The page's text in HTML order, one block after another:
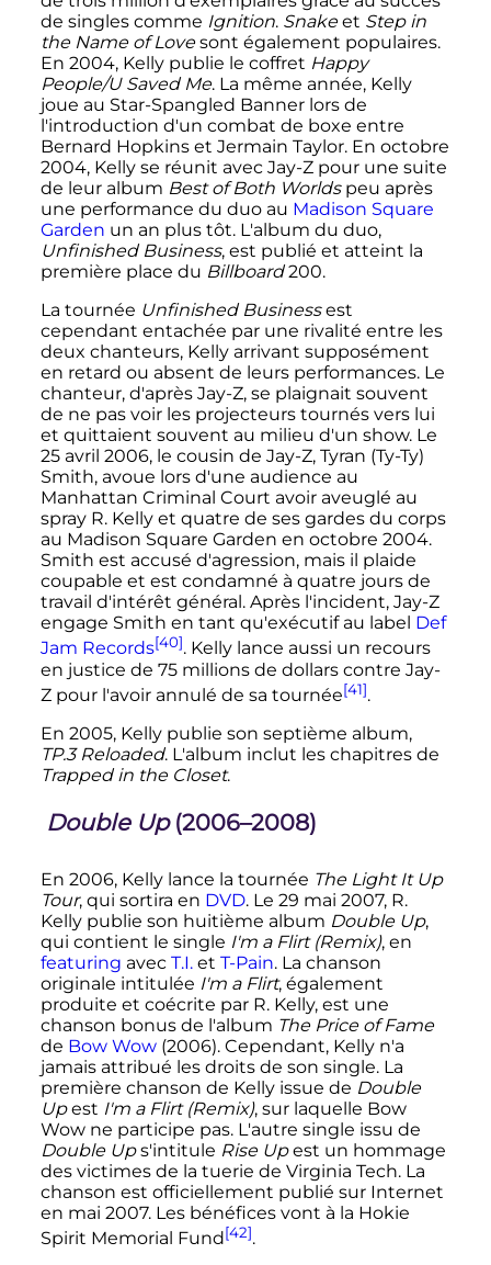
de singles comme Ignition. Snakeet Step in
the Name of Lovesont également populaires.
En 2004, Kelly publie le coffret Happy
People/U Saved Me. La même année, Kelly
joue au Star-Spangled Banner lors de
l'introduction d'un combat de boxe entre
Bernard Hopkins et Jermain Taylor. En octobre
2004, Kelly se réunit avec Jay-Z pour une suite
de leur album Best of Both Worldspeu après
une performance du duo au Madison Square
Garden un an plus tôt. L'album du duo,
Unfinished Business, est publié et atteint la
première place du Billboard200.
La tournée Unfinished Businessest
cependant entachée par une rivalité entre les
deux chanteurs, Kelly arrivant supposément
en retard ou absent de leurs performances. Le
chanteur, d'après Jay-Z, se plaignait souvent
de ne pas voir les projecteurs tournés vers lui
et quittaient souvent au milieu d'un show. Le
25 avril 2006, le cousin de Jay-Z, Tyran (Ty-Ty)
Smith, avoue lors d'une audience au
Manhattan Criminal Court avoir aveuglé au
spray R. Kelly et quatre de ses gardes du corps
au Madison Square Garden en octobre 2004.
Smith est accusé d'agression, mais il plaide
coupable et est condamné à quatre jours de
travail d'intérêt général. Après l'incident, Jay-Z
engage Smith en tant qu'exécutif au label Def
Jam Records[40]. Kelly lance aussi un recours
en justice de 75 millionsde dollars contre Jay-
Z pour l'avoir annulé de sa tournée[41].
En 2005, Kelly publie son septième album,
TP.3 Reloaded. L'album inclut les chapitres de
Trapped in the Closet.
Double Up(2006–2008)
En 2006, Kelly lance la tournée The Light It Up
Tour, qui sortira en DVD. Le 29 mai 2007, R.
Kelly publie son huitième album Double Up,
qui contient le single I'm a Flirt (Remix), en
featuring avec T.I.et T-Pain. La chanson
originale intitulée I'm a Flirt, également
produite et coécrite par R. Kelly, est une
chanson bonus de l'album The Price of Fame
de Bow Wow(2006). Cependant, Kelly n'a
jamais attribué les droits de son single. La
première chanson de Kelly issue de Double
Upest I'm a Flirt (Remix), sur laquelle Bow
Wow ne participe pas. L'autre single issu de
Double Ups'intitule Rise Upest un hommage
des victimes de la tuerie de Virginia Tech. La
chanson est officiellement publié sur Internet
en mai 2007. Les bénéfices vont à la Hokie
Spirit Memorial Fund[42].